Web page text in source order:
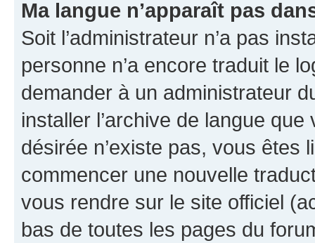
Ma langue n’apparaît pas
Soit l’administrateur n’a pas
personne n’a encore traduit le
demander à un administrateur
installer l’archive de langue
désirée n’existe pas, vous êtes
commencer une nouvelle
vous rendre sur le site officiel
bas de toutes les pages du